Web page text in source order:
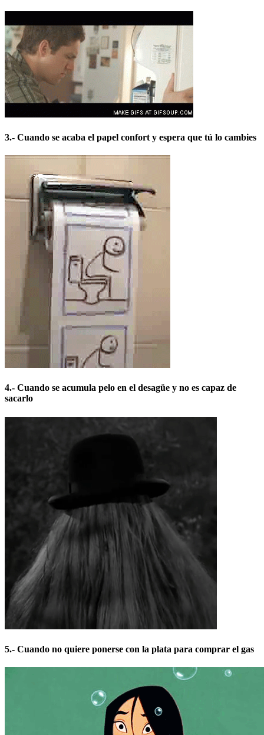
3.- Cuando se acaba el papel confort y espera que tú lo cambies
4.- Cuando se acumula pelo en el desagüe y no es capaz de
sacarlo
5.- Cuando no quiere ponerse con la plata para comprar el gas